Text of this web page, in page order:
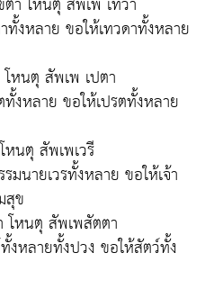
งหลาย ขอให้เทวดาทั้งหลาย
หนตุ สัพเพ เปตา
งหลาย ขอให้เปรตทั้งหลาย
นตุ สัพเพเวรี
มนายเวรทั้งหลาย ขอให้เจ้า
สุข
หนตุ สัพเพสัตตา
หลายทั้งปวง ขอให้สัตว์ทั้ง